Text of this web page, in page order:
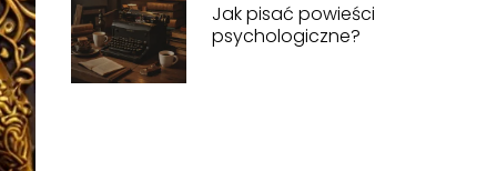
Jak pisać powieści
psychologiczne?